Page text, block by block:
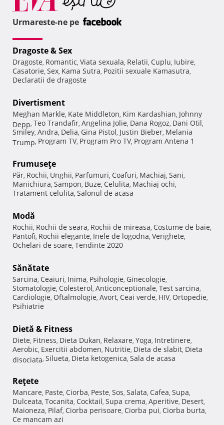
Urmareste-ne pe
Dragoste & Sex
Dragoste, Romantic, Viata sexuala, Relatii, Cuplu, Iubire,
Casatorie, Sex, Kama Sutra, Pozitii sexuale Kamasutra,
Declaratii de dragoste
Divertisment
Meghan Markle, Kate Middleton, Kim Kardashian, Johnny
Depp, Teo Trandafir, Angelina Jolie, Dana Rogoz, Dani Otil,
Smiley, Andra, Delia, Gina Pistol, Justin Bieber, Melania
Trump, Program TV, Program Pro TV, Program Antena 1
Frumuseţe
Păr, Rochii, Unghii, Parfumuri, Coafuri, Machiaj, Sani,
Manichiura, Sampon, Buze, Celulita, Machiaj ochi,
Tratament celulita, Salonul de acasa
Modă
Rochii, Rochii de seara, Rochii de mireasa, Costume de baie,
Pantofi, Rochii elegante, Inele de logodna, Verighete,
Ochelari de soare, Tendinte 2020
Sănătate
Sarcina, Ceaiuri, Inima, Psihologie, Ginecologie,
Stomatologie, Colesterol, Anticonceptionale, Test sarcina,
Cardiologie, Oftalmologie, Avort, Ceai verde, HIV, Ortopedie,
Psihiatrie
Dietă & Fitness
Diete, Fitness, Dieta Dukan, Relaxare, Yoga, Intretinere,
Aerobic, Exercitii abdomen, Nutritie, Dieta de slabit, Dieta
disociata, Silueta, Dieta ketogenica, Sala de acasa
Reţete
Mancare, Paste, Ciorba, Peste, Sos, Salata, Cafea, Supa,
Dulceata, Tocanita, Cocktail, Supa crema, Aperitive, Desert,
Maioneza, Pilaf, Ciorba perisoare, Ciorba pui, Ciorba burta,
Ce mancam azi